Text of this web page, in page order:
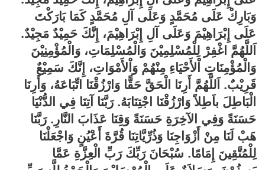
وَبَارِكْ عَلَى مُحَمَّدٍ وَعَلَى آلِ مُحَمَّدٍ كَمَا بَارَكْتَ
عَلَى إِبْرَاهِيْمَ وَعَلَى آلِ إِبْرَاهِيْمَ، إِنَّكَ حَمِيْدٌ مَجِيْدٌ.
اَللَّهُمَّ اغْفِرْ لِلْمُسْلِمِيْنَ وَالْمُسْلِمَاتِ، وَالْمُؤْمِنِيْنَ
وَالْمُؤْمِنَاتِ اْلأَحْيَاءِ مِنْهُمْ وَاْلأَمْوَاتِ، إِنَّكَ سَمِيْعٌ
قَرِيْبٌ. اَللَّهُمَّ أَرِنَا الْحَقَّ حَقًّا وَارْزُقْنَا اتِّبَاعَهُ، وَأَرِنَا
الْبَاطِلَ باَطِلاً وَارْزُقْنَا اجْتِنَابَهُ. رَبَّنَا آتِنَا فِي الدُّنْيَا
حَسَنَةً وَفِي الآخِرَةِ حَسَنَةً وَقِنَا عَذَابَ النَّارِ. رَبَّنَا
هَبْ لَنَا مِنْ أَزْوَاجِنَا وَذُرِّيَّاتِنَا قُرَّةَ أَعْيُنٍ وَاجْعَلْنَا
لِلْمُتَّقِينَ إِمَامًا. سُبْحَانَ رَبِّكَ رَبِّ الْعِزَّةِ عَمَّا